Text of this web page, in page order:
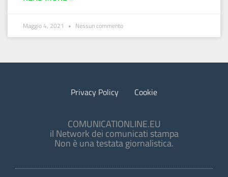
Maggio 4, 2021 Nessun commento
Privacy Policy Cookie
COMUNICATIONLINE.EU
il Network dei comunicati stampa
Non è una testata giornalistica.